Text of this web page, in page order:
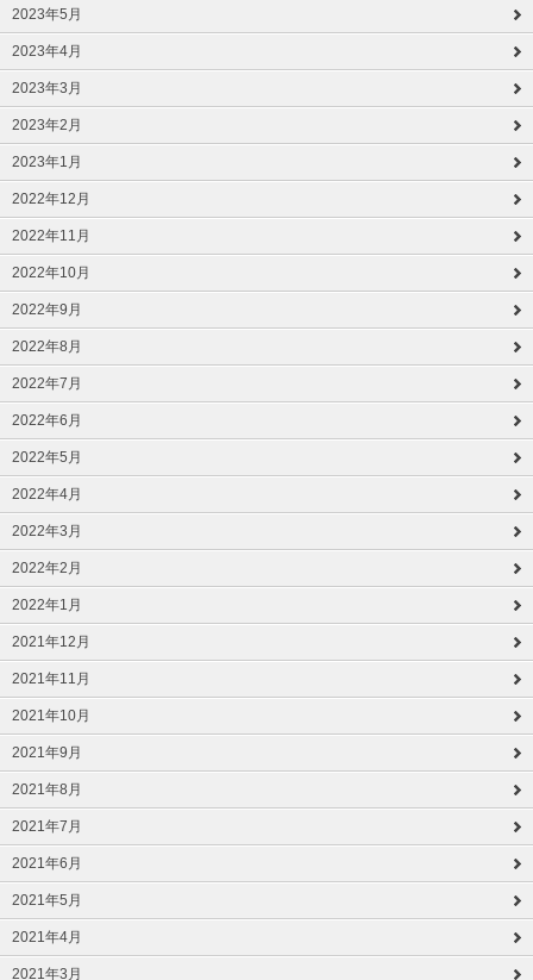
2023年5月
2023年4月
2023年3月
2023年2月
2023年1月
2022年12月
2022年11月
2022年10月
2022年9月
2022年8月
2022年7月
2022年6月
2022年5月
2022年4月
2022年3月
2022年2月
2022年1月
2021年12月
2021年11月
2021年10月
2021年9月
2021年8月
2021年7月
2021年6月
2021年5月
2021年4月
2021年3月